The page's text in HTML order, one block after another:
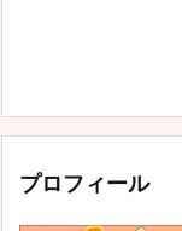
プロフィール